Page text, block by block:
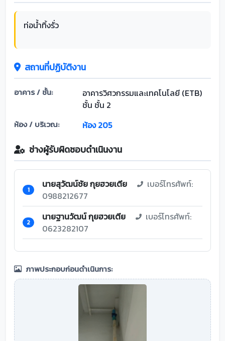
ท่อน้ำทิ้งรั่ว
สถานที่ปฏิบัติงาน
อาคาร / ชั้น:
อาคารวิศวกรรมและเทคโนโลยี (ETB)
ชั้น ชั้น 2
ห้อง / บริเวณ: ห้อง 205
ช่างผู้รับผิดชอบดำเนินงาน
1 นายสุวัฒน์ชัย กุยฮวยเตีย
เบอร์โทรศัพท์:
0988212677
2 นายฐานวัฒน์ กุยฮวยเตีย
เบอร์โทรศัพท์:
0623282107
ภาพประกอบก่อนดำเนินการ: